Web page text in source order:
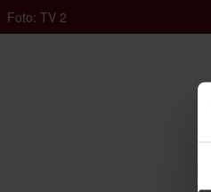
Foto: TV 2